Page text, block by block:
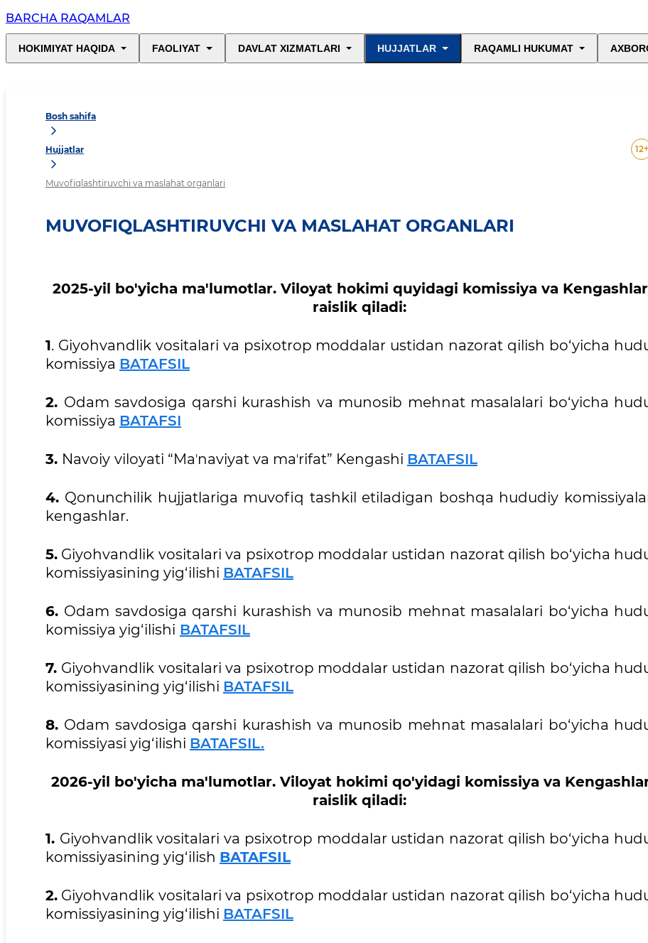
BARCHA RAQAMLAR
HOKIMIYAT HAQIDA FAOLIYAT DAVLAT XIZMATLARI HUJJATLAR RAQAMLI HUKUMAT
Bosh sahifa
Hujjatlar
Muvofiqlashtiruvchi va maslahat organlari
12+
MUVOFIQLASHTIRUVCHI VA MASLAHAT ORGANLARI
2025-yil bo'yicha ma'lumotlar. Viloyat hokimi quyidagi komissiya va
raislik qiladi:
1. Giyohvandlik vositalari va psixotrop moddalar ustidan nazorat qilish bo‘yicha
komissiya BATAFSIL
2. Odam savdosiga qarshi kurashish va munosib mehnat masalalari bo‘yicha
komissiya BATAFSI
3. Navoiy viloyati “Maʼnaviyat va maʼrifat” Kengashi BATAFSIL
4. Qonunchilik hujjatlariga muvofiq tashkil etiladigan boshqa hududiy
kengashlar.
5. Giyohvandlik vositalari va psixotrop moddalar ustidan nazorat qilish bo‘yicha
komissiyasining yig‘ilishi BATAFSIL
6. Odam savdosiga qarshi kurashish va munosib mehnat masalalari bo‘yicha
komissiya yig‘ilishi BATAFSIL
7. Giyohvandlik vositalari va psixotrop moddalar ustidan nazorat qilish bo‘yicha
komissiyasining yig‘ilishi BATAFSIL
8. Odam savdosiga qarshi kurashish va munosib mehnat masalalari bo‘yicha
komissiyasi yig‘ilishi BATAFSIL.
2026-yil bo'yicha ma'lumotlar. Viloyat hokimi qo'yidagi komissiya va
raislik qiladi:
1. Giyohvandlik vositalari va psixotrop moddalar ustidan nazorat qilish bo‘yicha
komissiyasining yig‘ilish BATAFSIL
2. Giyohvandlik vositalari va psixotrop moddalar ustidan nazorat qilish bo‘yicha
komissiyasining yig‘ilishi BATAFSIL